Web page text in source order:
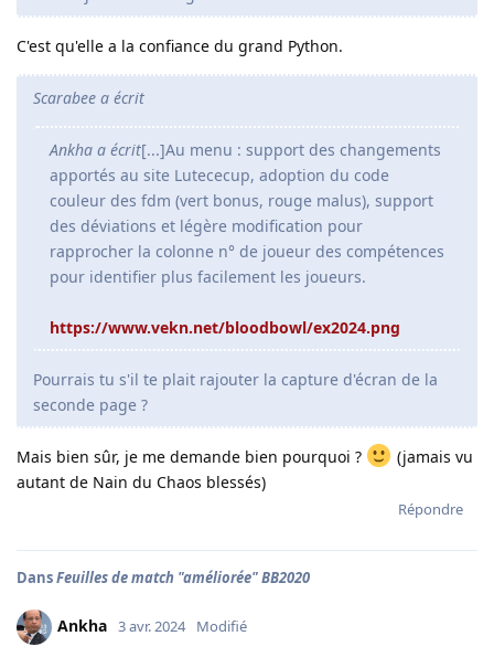
C'est qu'elle a la confiance du grand Python.
Scarabee a écrit
Ankha a écrit[...]Au menu : support des changements
apportés au site Lutececup, adoption du code
couleur des fdm (vert bonus, rouge malus), support
des déviations et légère modification pour
rapprocher la colonne n° de joueur des compétences
pour identifier plus facilement les joueurs.
https://www.vekn.net/bloodbowl/ex2024.png
Pourrais tu s'il te plait rajouter la capture d'écran de la
seconde page ?
Mais bien sûr, je me demande bien pourquoi ?
(jamais vu
autant de Nain du Chaos blessés)
Répondre
DansFeuilles de match "améliorée" BB2020
Ankha 3 avr. 2024 Modifié